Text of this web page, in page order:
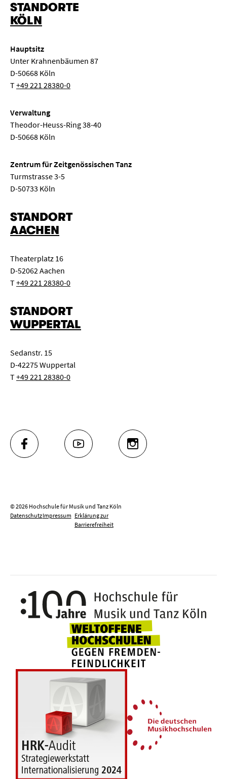
STANDORTE
KÖLN
Hauptsitz
Unter Krahnenbäumen 87
D-50668 Köln
T+49 221 28380-0
Verwaltung
Theodor-Heuss-Ring 38-40
D-50668 Köln
Zentrum für Zeitgenössischen Tanz
Turmstrasse 3-5
D-50733 Köln
STANDORT
AACHEN
Theaterplatz 16
D-52062 Aachen
T+49 221 28380-0
STANDORT
WUPPERTAL
Sedanstr. 15
D-42275 Wuppertal
T+49 221 28380-0
FACEBOOK YOUTUBE INSTAGRAM
© 2026 Hochschule für Musik und Tanz Köln
DatenschutzImpressum Erklärung zur
Barrierefreiheit